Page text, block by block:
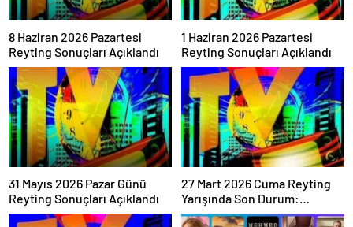
8 Haziran 2026 Pazartesi
Reyting Sonuçları Açıklandı
1 Haziran 2026 Pazartesi
Reyting Sonuçları Açıklandı
31 Mayıs 2026 Pazar Günü
Reyting Sonuçları Açıklandı
27 Mart 2026 Cuma Reyting
Yarışında Son Durum:
Sonuçlar Belli Oldu mu?